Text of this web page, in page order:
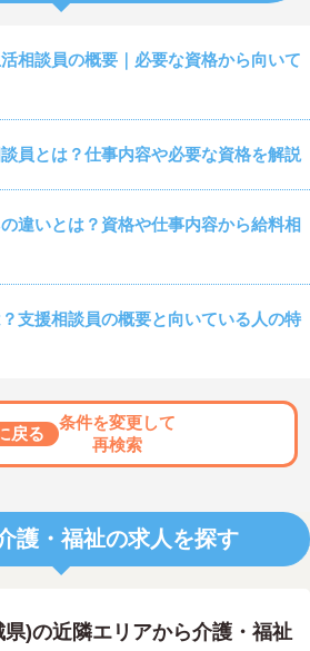
相談員の概要｜必要な資格から向いて
員とは？仕事内容や必要な資格を解説
違いとは？資格や仕事内容から給料相
支援相談員の概要と向いている人の特
戻る
条件を変更して
再検索
護・福祉の求人を探す
)の近隣エリアから介護・福祉